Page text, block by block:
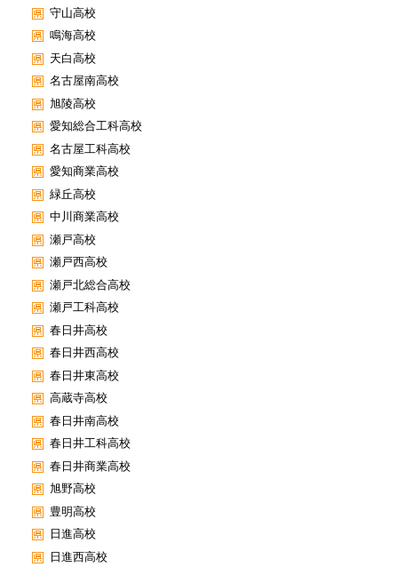
守山高校
鳴海高校
天白高校
名古屋南高校
旭陵高校
愛知総合工科高校
名古屋工科高校
愛知商業高校
緑丘高校
中川商業高校
瀬戸高校
瀬戸西高校
瀬戸北総合高校
瀬戸工科高校
春日井高校
春日井西高校
春日井東高校
高蔵寺高校
春日井南高校
春日井工科高校
春日井商業高校
旭野高校
豊明高校
日進高校
日進西高校